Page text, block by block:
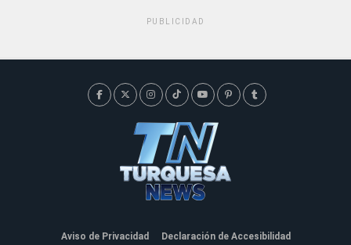
PUBLICIDAD
Aviso de Privacidad Declaración de Accesibilidad